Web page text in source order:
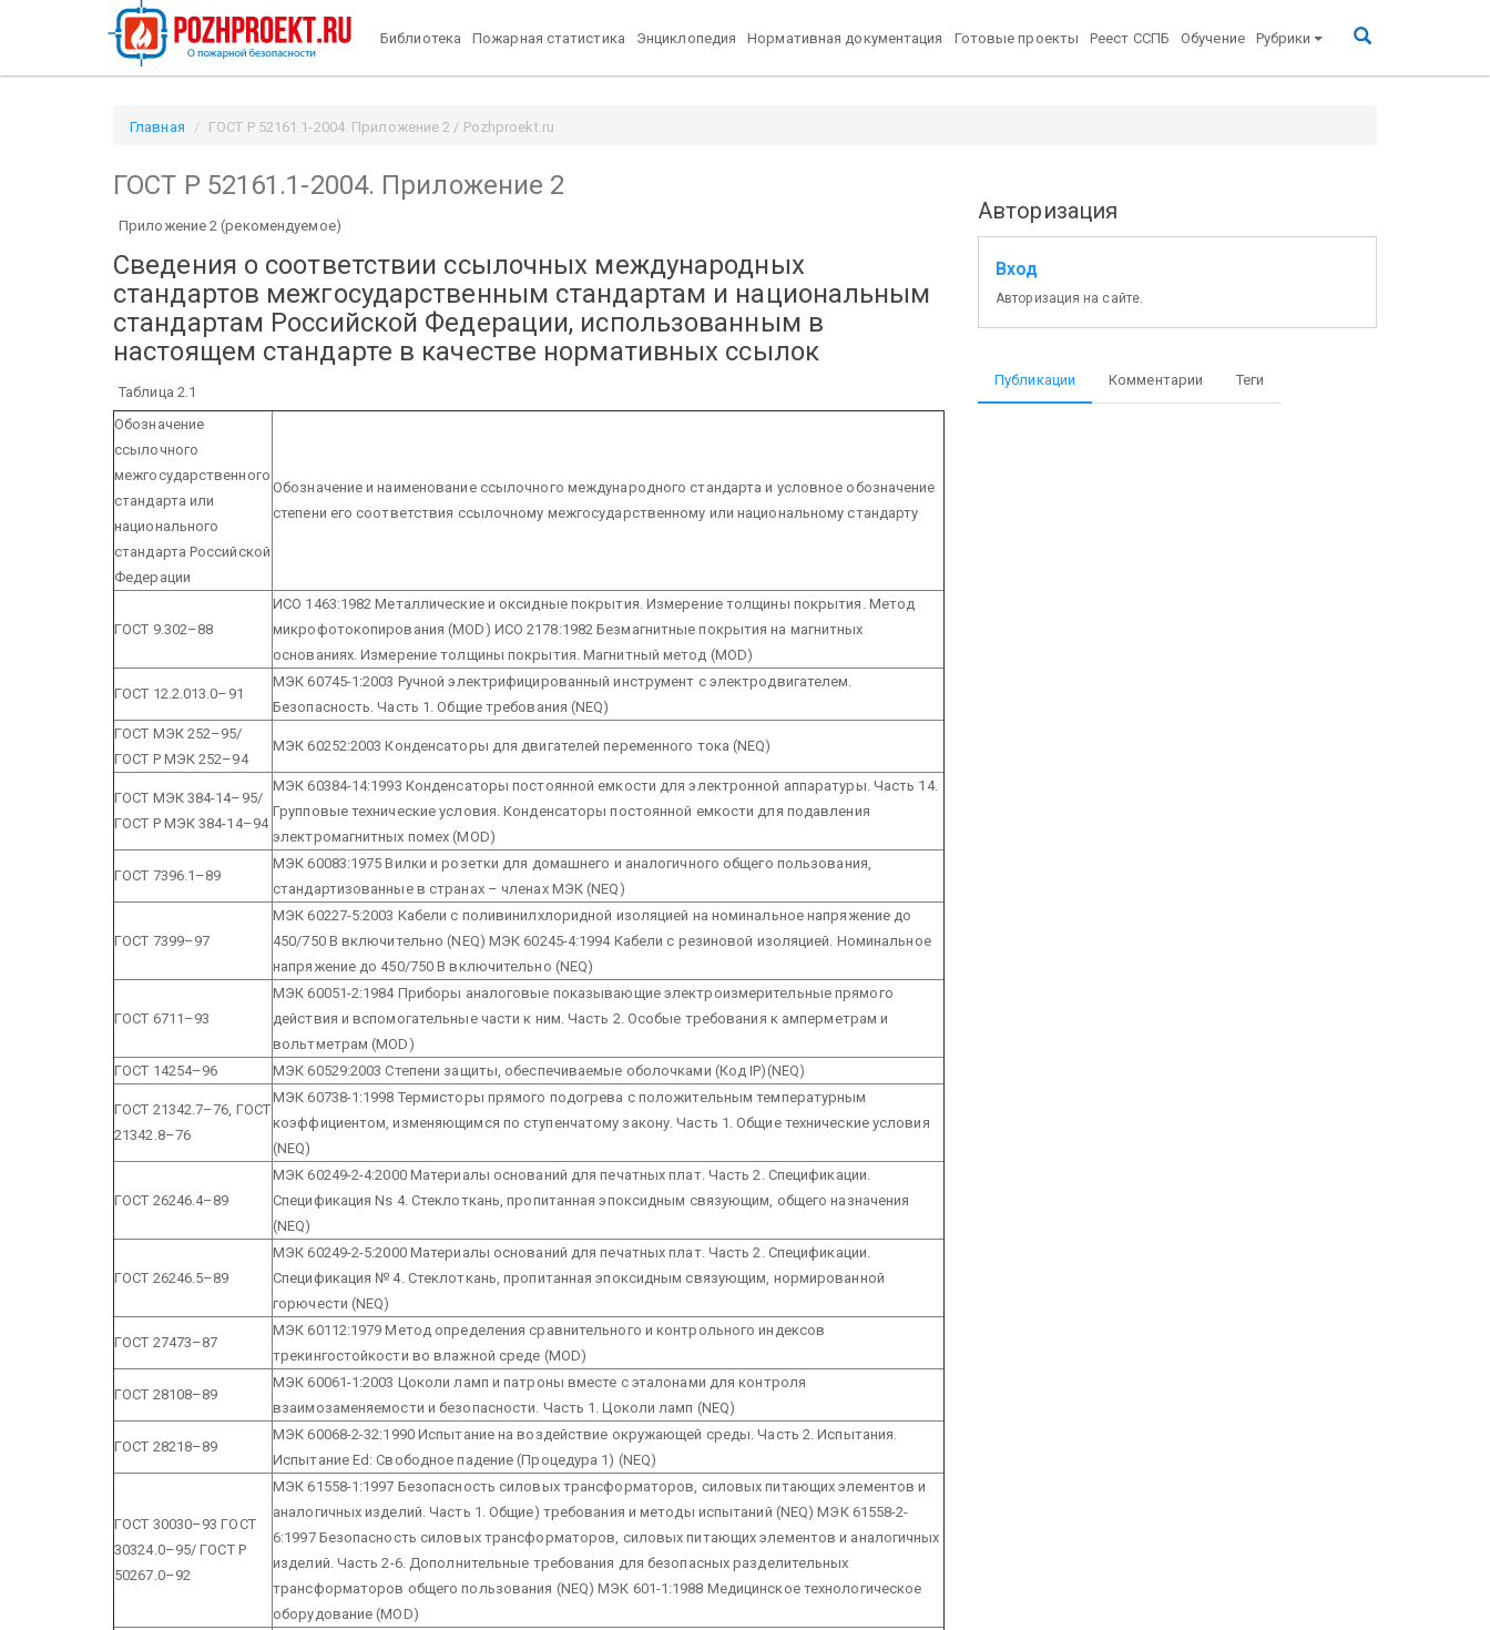
Библиотека Пожарная статистика Энциклопедия Нормативная документация Готовые проекты Реест ССПБ Обучение Рубрики
Главная ГОСТ Р 52161.1-2004. Приложение 2 / Pozhproekt.ru
ГОСТ Р 52161.1-2004. Приложение 2
Приложение 2 (рекомендуемое)
Сведения о соответствии ссылочных международных
стандартов межгосударственным стандартам и национальным
стандартам Российской Федерации, использованным в
настоящем стандарте в качестве нормативных ссылок
Таблица 2.1
Обозначение
ссылочного
межгосударственного
стандарта или
национального
стандарта Российской
Федерации
Обозначение и наименование ссылочного международного стандарта и условное обозначение
степени его соответствия ссылочному межгосударственному или национальному стандарту
ГОСТ 9.302–88
ИСО 1463:1982 Металлические и оксидные покрытия. Измерение толщины покрытия. Метод
микрофотокопирования (MOD) ИСО 2178:1982 Безмагнитные покрытия на магнитных
основаниях. Измерение толщины покрытия. Магнитный метод (MOD)
ГОСТ 12.2.013.0–91
МЭК 60745-1:2003 Ручной электрифицированный инструмент с электродвигателем.
Безопасность. Часть 1. Общие требования (NEQ)
ГОСТ МЭК 252–95/
ГОСТ Р МЭК 252–94
МЭК 60252:2003 Конденсаторы для двигателей переменного тока (NEQ)
ГОСТ МЭК 384-14–95/
ГОСТ Р МЭК 384-14–94
МЭК 60384-14:1993 Конденсаторы постоянной емкости для электронной аппаратуры. Часть 14.
Групповые технические условия. Конденсаторы постоянной емкости для подавления
электромагнитных помех (MOD)
ГОСТ 7396.1–89
МЭК 60083:1975 Вилки и розетки для домашнего и аналогичного общего пользования,
стандартизованные в странах – членах МЭК (NEQ)
ГОСТ 7399–97
МЭК 60227-5:2003 Кабели с поливинилхлоридной изоляцией на номинальное напряжение до
450/750 В включительно (NEQ) МЭК 60245-4:1994 Кабели с резиновой изоляцией. Номинальное
напряжение до 450/750 В включительно (NEQ)
ГОСТ 6711–93
МЭК 60051-2:1984 Приборы аналоговые показывающие электроизмерительные прямого
действия и вспомогательные части к ним. Часть 2. Особые требования к амперметрам и
вольтметрам (MOD)
ГОСТ 14254–96
МЭК 60529:2003 Степени защиты, обеспечиваемые оболочками (Код IP)(NEQ)
ГОСТ 21342.7–76, ГОСТ
21342.8–76
МЭК 60738-1:1998 Термисторы прямого подогрева с положительным температурным
коэффициентом, изменяющимся по ступенчатому закону. Часть 1. Общие технические условия
(NEQ)
ГОСТ 26246.4–89
МЭК 60249-2-4:2000 Материалы оснований для печатных плат. Часть 2. Спецификации.
Спецификация Ns 4. Стеклоткань, пропитанная эпоксидным связующим, общего назначения
(NEQ)
ГОСТ 26246.5–89
МЭК 60249-2-5:2000 Материалы оснований для печатных плат. Часть 2. Спецификации.
Спецификация № 4. Стеклоткань, пропитанная эпоксидным связующим, нормированной
горючести (NEQ)
ГОСТ 27473–87
МЭК 60112:1979 Метод определения сравнительного и контрольного индексов
трекингостойкости во влажной среде (MOD)
ГОСТ 28108–89
МЭК 60061-1:2003 Цоколи ламп и патроны вместе с эталонами для контроля
взаимозаменяемости и безопасности. Часть 1. Цоколи ламп (NEQ)
ГОСТ 28218–89
МЭК 60068-2-32:1990 Испытание на воздействие окружающей среды. Часть 2. Испытания.
Испытание Ed: Свободное падение (Процедура 1) (NEQ)
ГОСТ 30030–93 ГОСТ
30324.0–95/ГОСТ Р
50267.0–92
МЭК 61558-1:1997 Безопасность силовых трансформаторов, силовых питающих элементов и
аналогичных изделий. Часть 1. Общие) требования и методы испытаний (NEQ) МЭК 61558-2-
6:1997 Безопасность силовых трансформаторов, силовых питающих элементов и аналогичных
изделий. Часть 2-6. Дополнительные требования для безопасных разделительных
трансформаторов общего пользования (NEQ) МЭК 601-1:1988 Медицинское технологическое
оборудование (MOD)
Авторизация
Вход
Авторизация на сайте.
Публикации Комментарии Теги